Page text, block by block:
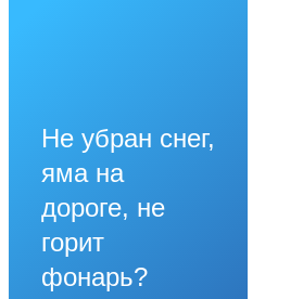
Не убран снег,
яма на
дороге, не
горит
фонарь?